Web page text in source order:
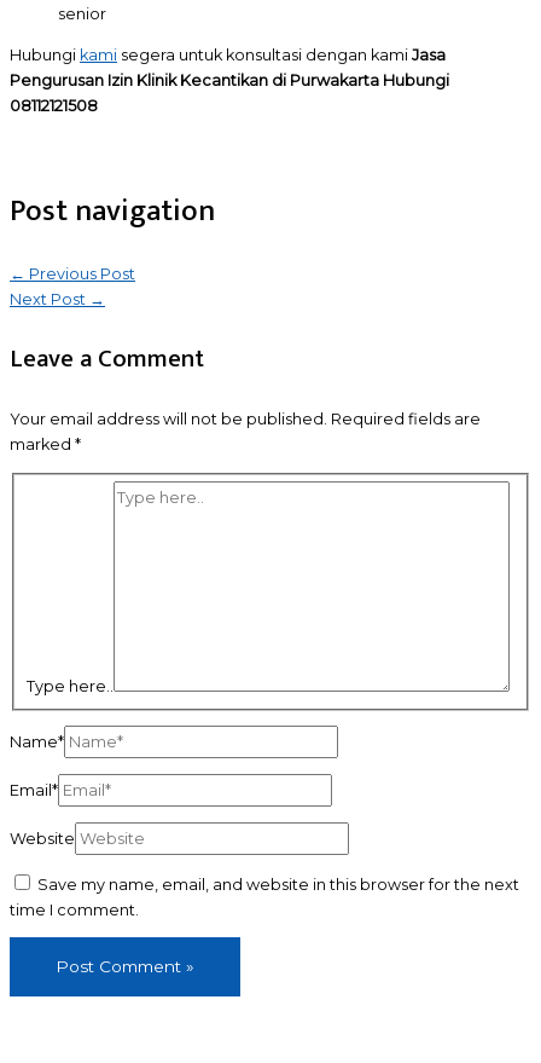
senior
Hubungi kami segera untuk konsultasi dengan kami Jasa
Pengurusan Izin Klinik Kecantikan di Purwakarta Hubungi
08112121508
Post navigation
← Previous Post
Next Post →
Leave a Comment
Your email address will not be published. Required fields are
marked *
Type here..
Name*
Email*
Website
Save my name, email, and website in this browser for the next
time I comment.